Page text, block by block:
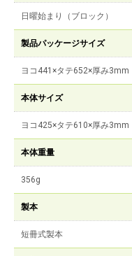
日曜始まり（ブロック）
製品パッケージサイズ
ヨコ441×タテ652×厚み3mm
本体サイズ
ヨコ425×タテ610×厚み3mm
本体重量
356g
製本
短冊式製本